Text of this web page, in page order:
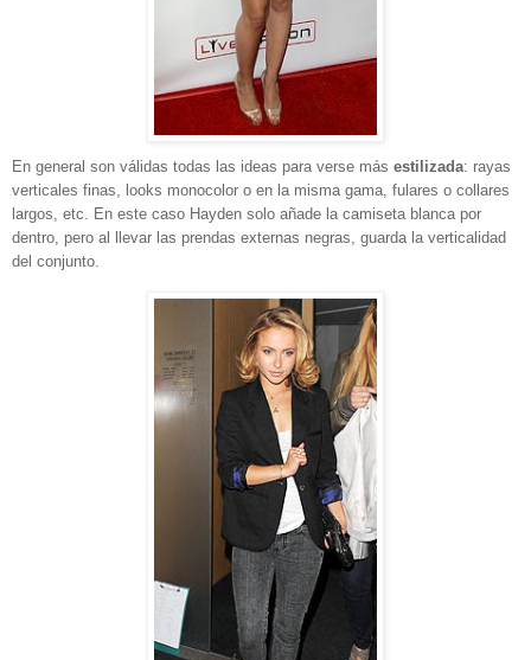
En general son válidas todas las ideas para verse más estilizada: rayas
verticales finas, looks monocolor o en la misma gama, fulares o collares
largos, etc. En este caso Hayden solo añade la camiseta blanca por
dentro, pero al llevar las prendas externas negras, guarda la verticalidad
del conjunto.